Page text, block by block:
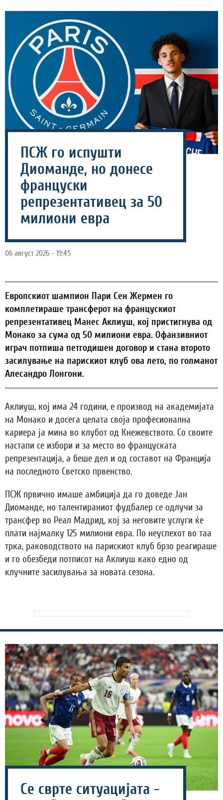
ПСЖ го испушти
Диоманде, но донесе
француски
репрезентативец за 50
милиони евра
06 август 2026 - 19:45
Европскиот шампион Пари Сен Жермен го
комплетираше трансферот на францускиот
репрезентативец Манес Аклиуш, кој пристигнува од
Монако за сума од 50 милиони евра. Офанзивниот
играч потпиша петгодишен договор и стана второто
засилување на парискиот клуб ова лето, по голманот
Алесандро Лонгони.
Аклиуш, кој има 24 години, е производ на академијата
на Монако и досега целата своја професионална
кариера ја мина во клубот од Кнежевството. Со своите
настапи се избори и за место во француската
репрезентација, а беше дел и од составот на Франција
на последното Светско првенство.
ПСЖ првично имаше амбиција да го доведе Јан
Диоманде, но талентираниот фудбалер се одлучи за
трансфер во Реал Мадрид, кој за неговите услуги ќе
плати најмалку 125 милиони евра. По неуспехот во таа
трка, раководството на парискиот клуб брзо реагираше
и го обезбеди потписот на Аклиуш како едно од
клучните засилувања за новата сезона.
Се сврте ситуацијата -